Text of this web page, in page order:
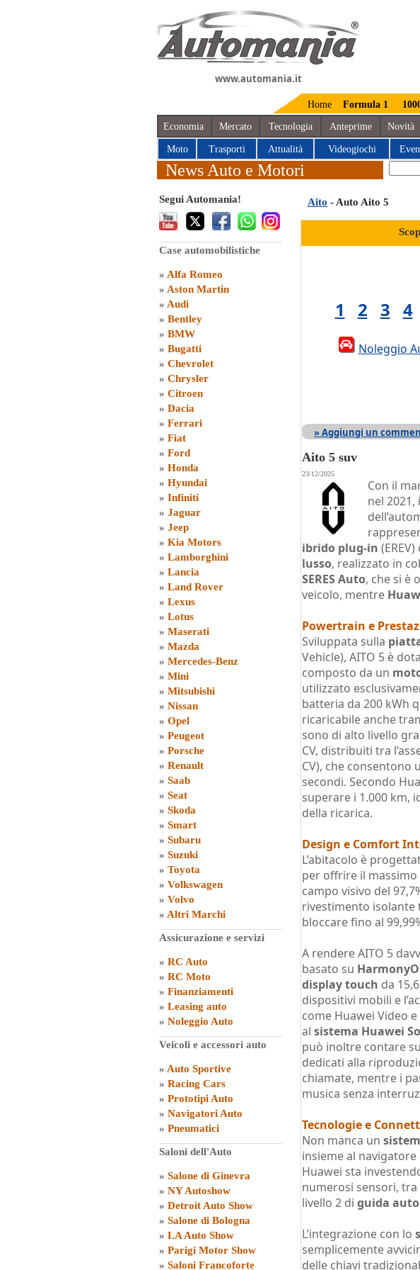
www.automania.it
Home Formula 1
Economia Mercato Tecnologia Anteprime Novità
Moto Trasporti Attualità Videogiochi
News Auto e Motori
Segui Automania!
Case automobilistiche
» Alfa Romeo
» Aston Martin
» Audi
» Bentley
» BMW
» Bugatti
» Chevrolet
» Chrysler
» Citroen
» Dacia
» Ferrari
» Fiat
» Ford
» Honda
» Hyundai
» Infiniti
» Jaguar
» Jeep
» Kia Motors
» Lamborghini
» Lancia
» Land Rover
» Lexus
» Lotus
» Maserati
» Mazda
» Mercedes-Benz
» Mini
» Mitsubishi
» Nissan
» Opel
» Peugeot
» Porsche
» Renault
» Saab
» Seat
» Skoda
» Smart
» Subaru
» Suzuki
» Toyota
» Volkswagen
» Volvo
» Altri Marchi
Assicurazione e servizi
» RC Auto
» RC Moto
» Finanziamenti
» Leasing auto
» Noleggio Auto
Veicoli e accessori auto
» Auto Sportive
» Racing Cars
» Prototipi Auto
» Navigatori Auto
» Pneumatici
Saloni dell'Auto
» Salone di Ginevra
» NY Autoshow
» Detroit Auto Show
» Salone di Bologna
» LA Auto Show
» Parigi Motor Show
» Saloni Francoforte
Aito - Auto Aito 5
1 2 3 4
Noleggio
» Aggiungi un
Aito 5 suv
23/12/2025
Con il
nel
ibrido plug-in
lusso, realizzato in
SERES Auto, che si è
veicolo, mentre
Powertrain e
Sviluppata sulla
Vehicle), AITO 5 è
composto da un
utilizzato
batteria da 200 kWh
ricaricabile anche
sono di alto livello
CV, distribuiti tra
CV), che consentono
secondi. Secondo
superare i 1.000 km,
della ricarica.​
Design e Comfort
L’abitacolo è
per offrire il
campo visivo del
rivestimento isolante
bloccare fino al
A rendere AITO 5
basato su
display touch da
dispositivi mobili e
come Huawei Video
al sistema Huawei
può inoltre contare
dedicati alla
chiamate, mentre i
musica senza
Tecnologie e
Non manca un
insieme al
Huawei sta
numerosi sensori,
livello 2 di guida
L’integrazione con lo
semplicemente
delle chiavi